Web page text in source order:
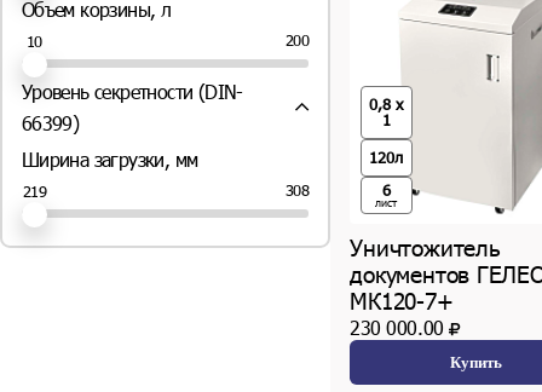
Объем корзины, л
200
10
Уровень секретности (DIN-
66399)
P-2 (14 шт.)
P-5 (
Ширина загрузки, мм
308
219
0,8 x
1
120л
6
лист
Уничтожитель
документов
МК120-7+
230 000.00
Купить